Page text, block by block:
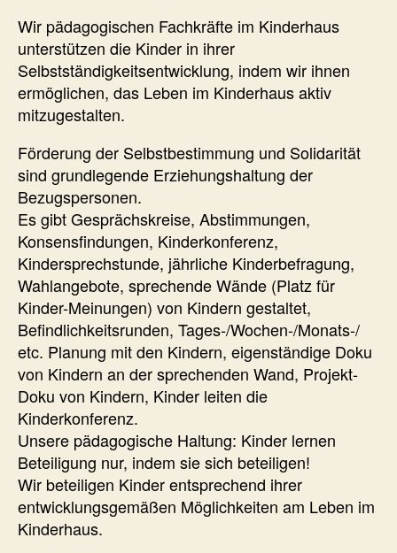
Wir pädagogischen Fachkräfte im Kinderhaus
unterstützen die Kinder in ihrer
Selbstständigkeitsentwicklung, indem wir ihnen
ermöglichen, das Leben im Kinderhaus aktiv
mitzugestalten.
Förderung der Selbstbestimmung und Solidarität
sind grundlegende Erziehungshaltung der
Bezugspersonen.
Es gibt Gesprächskreise, Abstimmungen,
Konsensfindungen, Kinderkonferenz,
Kindersprechstunde, jährliche Kinderbefragung,
Wahlangebote, sprechende Wände (Platz für
Kinder-Meinungen) von Kindern gestaltet,
Befindlichkeitsrunden, Tages-/Wochen-/Monats-/
etc. Planung mit den Kindern, eigenständige Doku
von Kindern an der sprechenden Wand, Projekt-
Doku von Kindern, Kinder leiten die
Kinderkonferenz.
Unsere pädagogische Haltung: Kinder lernen
Beteiligung nur, indem sie sich beteiligen!
Wir beteiligen Kinder entsprechend ihrer
entwicklungsgemäßen Möglichkeiten am Leben im
Kinderhaus.